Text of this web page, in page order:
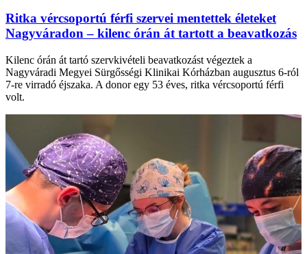
Ritka vércsoportú férfi szervei mentettek életeket
Nagyváradon – kilenc órán át tartott a beavatkozás
Kilenc órán át tartó szervkivételi beavatkozást végeztek a
Nagyváradi Megyei Sürgősségi Klinikai Kórházban augusztus 6-ról
7-re virradó éjszaka. A donor egy 53 éves, ritka vércsoportú férfi
volt.